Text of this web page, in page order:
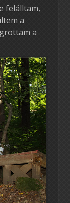
felálltam,
a
a